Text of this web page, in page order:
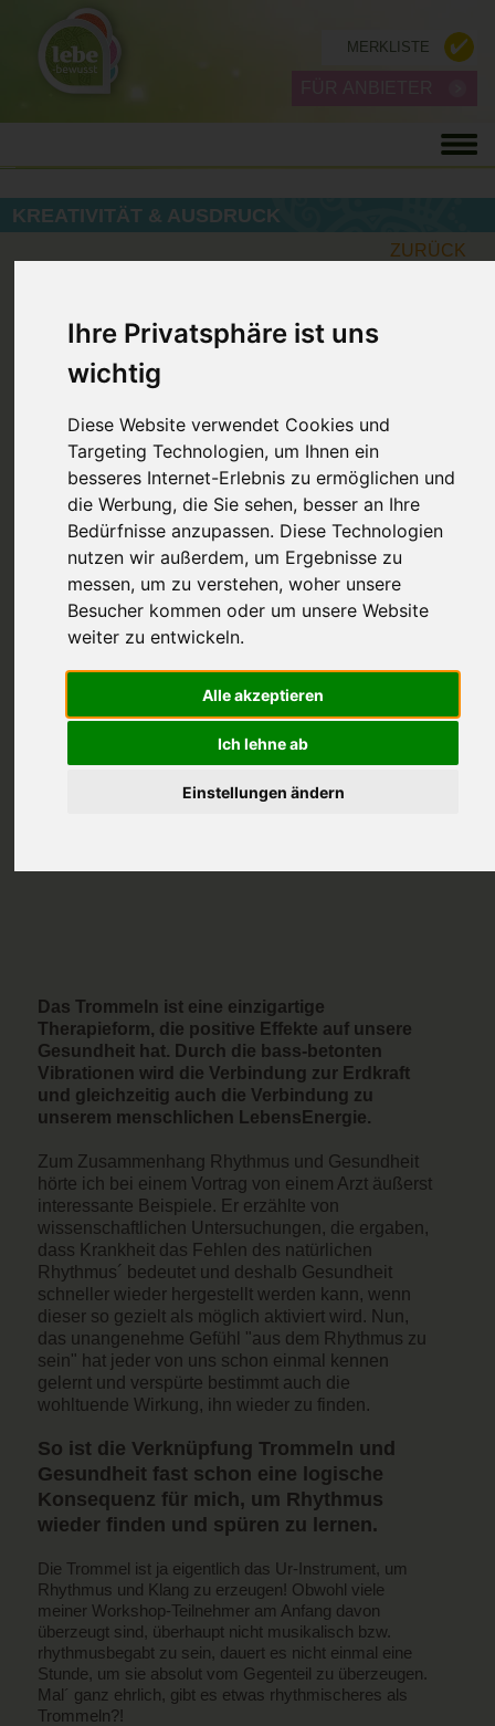
Ihre Privatsphäre ist uns
wichtig
Diese Website verwendet Cookies und
Targeting Technologien, um Ihnen ein
besseres Internet-Erlebnis zu ermöglichen und
die Werbung, die Sie sehen, besser an Ihre
Bedürfnisse anzupassen. Diese Technologien
nutzen wir außerdem, um Ergebnisse zu
messen, um zu verstehen, woher unsere
Besucher kommen oder um unsere Website
weiter zu entwickeln.
Alle akzeptieren
Ich lehne ab
Einstellungen ändern
MERKLISTE
KREATIVITÄT & AUSDRUCK
ZURÜCK
Trommeln als Therapieform
wie Bass & Rhythmen positiv auf
unsere Gesundheit wirken
Das Trommeln ist eine einzigartige
Therapieform, die positive Effekte auf unsere
Gesundheit hat. Durch die bass-betonten
Vibrationen wird die Verbindung zur Erdkraft
und gleichzeitig auch die Verbindung zu
unserem menschlichen LebensEnergie.
Zum Zusammenhang Rhythmus und Gesundheit
hörte ich bei einem Vortrag von einem Arzt äußerst
interessante Beispiele. Er erzählte von
wissenschaftlichen Untersuchungen, die ergaben,
dass Krankheit das Fehlen des natürlichen
Rhythmus´ bedeutet und deshalb Gesundheit
schneller wieder hergestellt werden kann, wenn
dieser so gezielt als möglich aktiviert wird. Nun,
das unangenehme Gefühl "aus dem Rhythmus zu
sein" hat jeder von uns schon einmal kennen
gelernt und verspürte bestimmt auch die
wohltuende Wirkung, ihn wieder zu finden.
So ist die Verknüpfung Trommeln und
Gesundheit fast schon eine logische
Konsequenz für mich, um Rhythmus
wieder finden und spüren zu lernen.
Die Trommel ist ja eigentlich das Ur-Instrument, um
Rhythmus und Klang zu erzeugen! Obwohl viele
meiner Workshop-Teilnehmer am Anfang davon
überzeugt sind, überhaupt nicht musikalisch bzw.
rhythmusbegabt zu sein, dauert es nicht einmal eine
Stunde, um sie absolut vom Gegenteil zu überzeugen.
Mal´ ganz ehrlich, gibt es etwas rhythmischeres als
Trommeln?!